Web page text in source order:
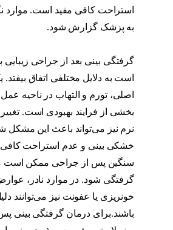
استراحت کافی مفید است. موارد
به پزشک گزارش شود.
گرفتگی بینی بعد از جراحی زیبایی
است به دلایل مختلفی اتفاق بیفتد.
اصلی، تورم و التهاب در ناحیه
بخشی از فرایند بهبودی است.
نرم نیز می‌تواند باعث این مشکل
خشکی بینی و عدم استراحت کافی
سنگین پس از جراحی ممکن است
گرفتگی شود. در موارد نادر،
خونریزی یا عفونت نیز می‌توانند
باشند.برای درمان گرفتگی بینی